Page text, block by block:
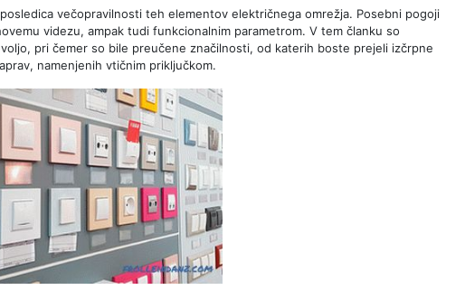
večopravilnosti teh elementov električnega omrežja. Posebni pogoji
videzu, ampak tudi funkcionalnim parametrom. V tem članku so
pri čemer so bile preučene značilnosti, od katerih boste prejeli izčrpne
namenjenih vtičnim priključkom.